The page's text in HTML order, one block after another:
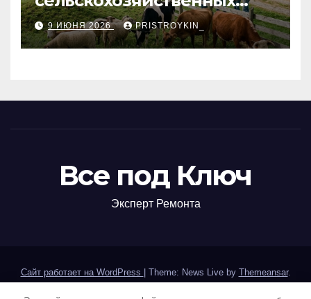
животных и информация о
структуре
сельскохозяйственных
9 ИЮНЯ 2026 PRISTROYKIN_
Все под Ключ
Эксперт Ремонта
Сайт работает на WordPress Theme: News Live by Themeansar.